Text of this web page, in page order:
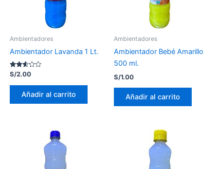
Ambientadores
Ambientador Lavanda 1 Lt.
Valorado
con
2.49
S/2.00
Añadir al carrito
Ambientadores
Ambientador Bebé Amarillo
500 ml.
S/1.00
Añadir al carrito